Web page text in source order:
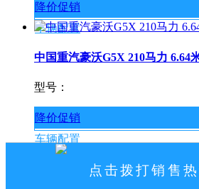
降价促销
车辆配置
中国重汽豪沃G5X 210马力 6.64
型号：
降价促销
车辆配置
点击拨打销售